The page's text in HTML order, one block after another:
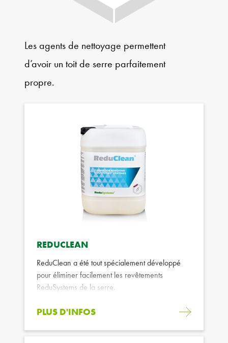
Les agents de nettoyage permettent
d’avoir un toit de serre parfaitement
propre.
REDUCLEAN
ReduClean a été tout spécialement développé
pour éliminer facilement les revêtements
ReduSystems de la serre.
PLUS D'INFOS